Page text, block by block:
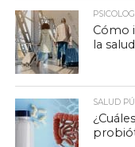
Cómo
la
SALUD